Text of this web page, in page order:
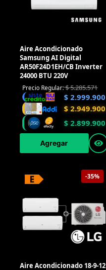
Aire Acondicionado
Samsung AI Digital
AR50F24D1EH/CB Inverter
24000 BTU 220V
Precio Regular:$5.285.571
$ 2.999.900
$ 2.949.900
$ 2.899.900
Agregar
-35%
Aire Acondicionado 18-9-12